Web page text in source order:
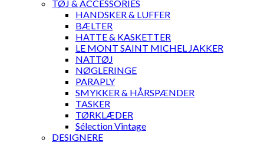
TØJ & ACCESSORIES
HANDSKER & LUFFER
BÆLTER
HATTE & KASKETTER
LE MONT SAINT MICHEL JAKKER
NATTØJ
NØGLERINGE
PARAPLY
SMYKKER & HÅRSPÆNDER
TASKER
TØRKLÆDER
Sélection Vintage
DESIGNERE